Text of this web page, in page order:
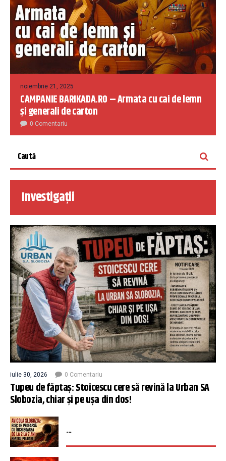
noiembrie 21, 2025
CAMPANIE BARIKADA.RO – Armata cu cai de lemn
și generali de carton
0 Comentariu
Investigații
iulie 30, 2026 0 Comentariu
Tupeu de făptaș: Stoicescu cere să revină la Urban SA
Slobozia, chiar și pe ușa din dos!
...